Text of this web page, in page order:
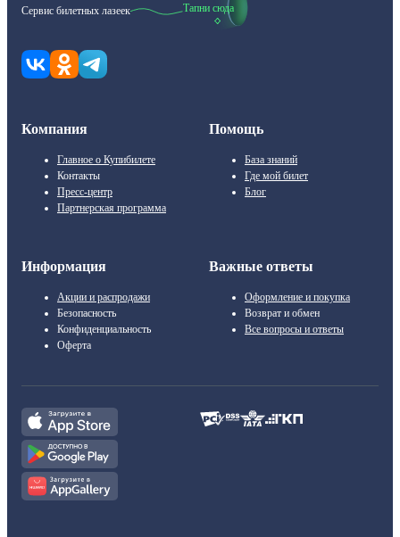
Сервис билетных лазеек Тапни сюда
Компания
Главное о Купибилете
Контакты
Пресс-центр
Партнерская программа
Помощь
База знаний
Где мой билет
Блог
Информация
Акции и распродажи
Безопасность
Конфиденциальность
Оферта
Важные ответы
Оформление и покупка
Возврат и обмен
Все вопросы и ответы